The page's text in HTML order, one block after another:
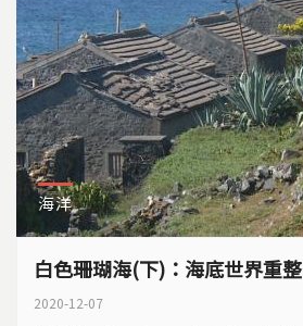
海洋
白色珊瑚海(下)：海底世界重整
2020-12-07